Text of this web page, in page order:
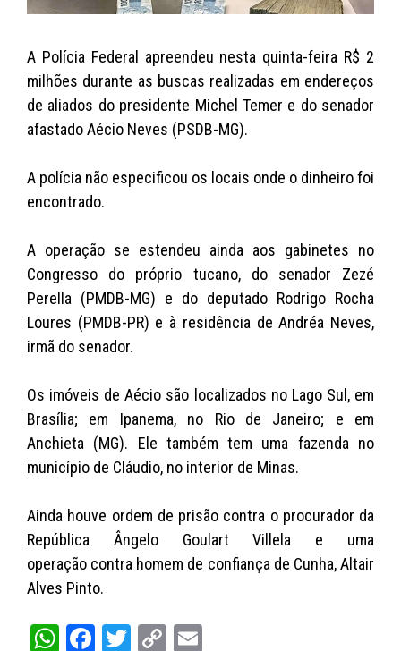
A Polícia Federal apreendeu nesta quinta-feira R$ 2
milhões durante as buscas realizadas em endereços
de aliados do presidente Michel Temer e do senador
afastado Aécio Neves (PSDB-MG).
A polícia não especificou os locais onde o dinheiro foi
encontrado.
A operação se estendeu ainda aos gabinetes no
Congresso do próprio tucano, do senador Zezé
Perella (PMDB-MG) e do deputado Rodrigo Rocha
Loures (PMDB-PR) e à residência de Andréa Neves,
irmã do senador.
Os imóveis de Aécio são localizados no Lago Sul, em
Brasília; em Ipanema, no Rio de Janeiro; e em
Anchieta (MG). Ele também tem uma fazenda no
município de Cláudio, no interior de Minas.
Ainda houve ordem de prisão contra o procurador da
República Ângelo Goulart Villela e uma
operação contra homem de confiança de Cunha, Altair
Alves Pinto.
W
Fa T
C